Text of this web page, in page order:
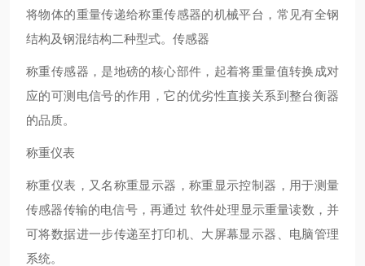
将物体的重量传递给称重传感器的机械平台，常见有全钢
结构及钢混结构二种型式。传感器
称重传感器，是地磅的核心部件，起着将重量值转换成对
应的可测电信号的作用，它的优劣性直接关系到整台衡器
的品质。
称重仪表
称重仪表，又名称重显示器，称重显示控制器，用于测量
传感器传输的电信号，再通过 软件处理显示重量读数，并
可将数据进一步传递至打印机、大屏幕显示器、电脑管理
系统。